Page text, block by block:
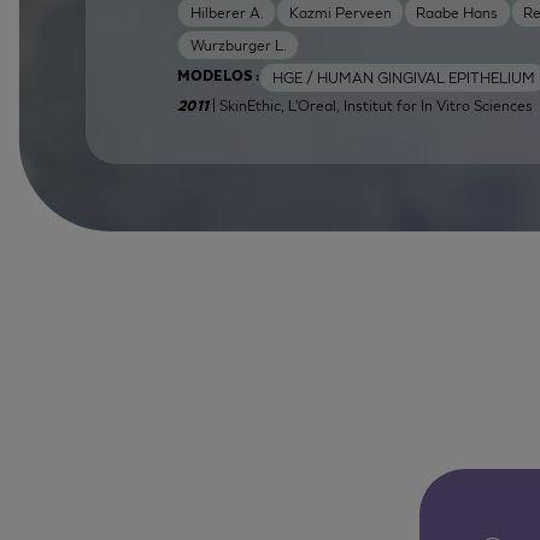
Hilberer A.
Kazmi Perveen Raabe Hans
Wurzburger L.
MODELOS : HGE / HUMAN GINGIVAL EPITHELIUM
2011 | SkinEthic, L'Oreal, Institut for In Vitro Sciences